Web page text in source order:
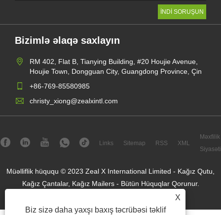
X
Biz sizə daha yaxşı baxış təcrübəsi təklif
Bizimlə əlaqə saxlayın
RM 402, Flat B, Tianying Building, #20 Houjie Avenue,
Houjie Town, Dongguan City, Guangdong Province, Çin
+86-769-85580985
christy_xiong@zealxintl.com
Links Sitemap RSS XML
Məxfilik
Siyasəti
Müəlliflik hüququ © 2023 Zeal X International Limited - Kağız Qutu,
Kağız Çantalar, Kağız Mailers - Bütün Hüquqlar Qorunur.